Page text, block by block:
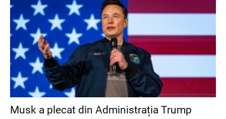
Musk a plecat din Administrația Trump